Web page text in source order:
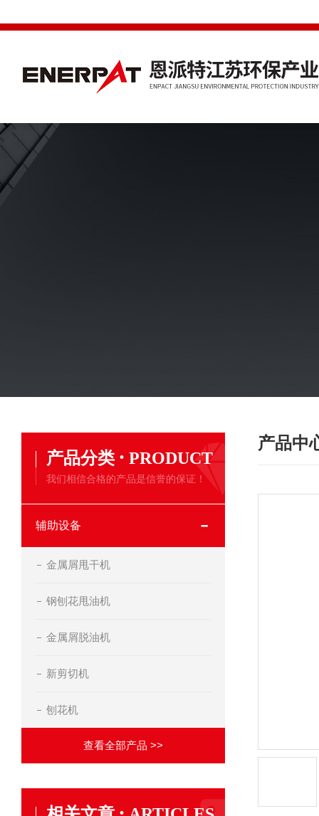
产品分类 · PRODUCT
我们相信合格的产品是信誉的保证！
辅助设备
金属屑甩干机
钢刨花甩油机
金属屑脱油机
新剪切机
刨花机
查看全部产品 >>
产品中